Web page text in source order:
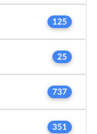
125
25
737
351